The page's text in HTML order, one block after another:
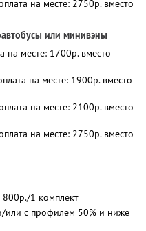
на месте: 2750р. вместо
или минивэны
на месте: 1700р. вместо
на месте: 1900р. вместо
на месте: 2100р. вместо
на месте: 2750р. вместо
800р./1 комплект
или с профилем 50% и ниже